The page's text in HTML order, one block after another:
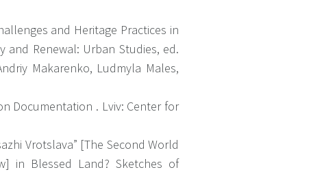
Курувала виставкові та
темами та переосмисленням
католицькому
"Києво-Могилянська академія",
Шумиловичем) в УКУ. У 2010-
серії літніх шкіл про
and Heritage Practices in
and Renewal: Urban Studies, ed.
Makarenko, Ludmyla Males,
Documentation . Lviv: Center for
Vrotslava” [The Second World
in Blessed Land? Sketches of